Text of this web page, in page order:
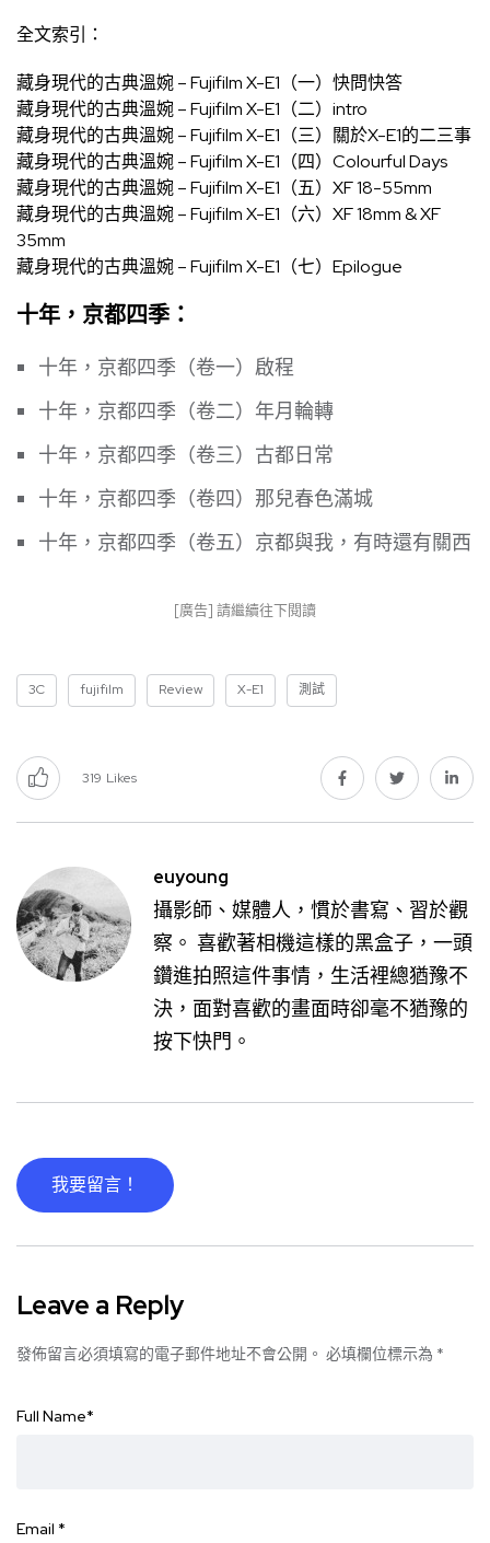
全文索引：
藏身現代的古典溫婉 – Fujifilm X-E1（一）快問快答
藏身現代的古典溫婉 – Fujifilm X-E1（二）intro
藏身現代的古典溫婉 – Fujifilm X-E1（三）關於X-E1的二三事
藏身現代的古典溫婉 – Fujifilm X-E1（四）Colourful Days
藏身現代的古典溫婉 – Fujifilm X-E1（五）XF 18-55mm
藏身現代的古典溫婉 – Fujifilm X-E1（六）XF 18mm & XF
35mm
藏身現代的古典溫婉 – Fujifilm X-E1（七）Epilogue
十年，京都四季：
十年，京都四季（卷一）啟程
十年，京都四季（卷二）年月輪轉
十年，京都四季（卷三）古都日常
十年，京都四季（卷四）那兒春色滿城
十年，京都四季（卷五）京都與我，有時還有關西
[廣告] 請繼續往下閱讀
3C fujifilm Review X-E1 測試
319 Likes
euyoung
攝影師、媒體人，慣於書寫、習於觀
察。 喜歡著相機這樣的黑盒子，一頭
鑽進拍照這件事情，生活裡總猶豫不
決，面對喜歡的畫面時卻毫不猶豫的
按下快門。
我要留言！
Leave a Reply
發佈留言必須填寫的電子郵件地址不會公開。 必填欄位標示為 *
Full Name*
Email *